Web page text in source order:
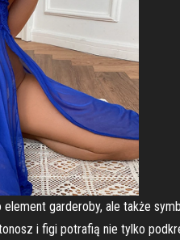
garderoby, ale także
i figi potrafią nie tylko